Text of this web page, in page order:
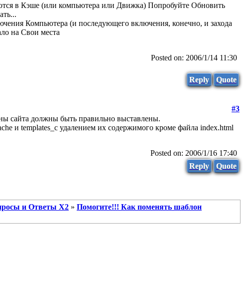
в Кэше (или компьютера или Движка) Попробуйте Обновить
Компьютера (и последующего включения, конечно, и захода
на Свои места
Posted on: 2006/1/14 11:30
Reply
Quote
#3
сайта должны быть правильно выставлены.
и templates_c удалением их содержимого кроме файла index.html
Posted on: 2006/1/16 17:40
Reply
Quote
и Ответы X2 » Помогите!!! Как поменять шаблон